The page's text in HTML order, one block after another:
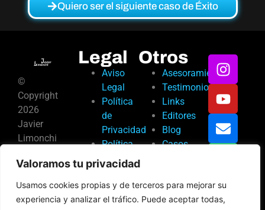
Valoramos tu privacidad
Usamos cookies propias y de terceros para mejorar su
experiencia y analizar el tráfico. Puede aceptar todas,
Quiero ser el siguiente caso de Éxito
©
Copyright
2026
Javier
Limonchi
Legal
Aviso
Legal
Política
de
Privacidad
Política
Condiciones
de
Otros
Asesoramiento
Testimonios
Links
Editores
Blog
Casos